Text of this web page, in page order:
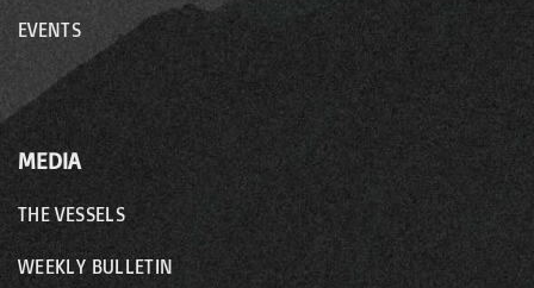
EVENTS
MEDIA
THE VESSELS
WEEKLY BULLETIN